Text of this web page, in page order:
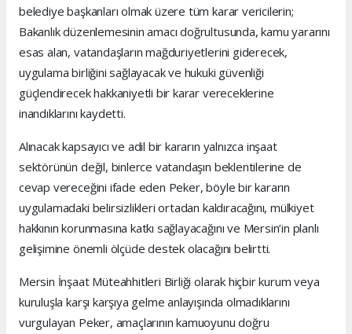
belediye başkanları olmak üzere tüm karar vericilerin;
Bakanlık düzenlemesinin amacı doğrultusunda, kamu yararını
esas alan, vatandaşların mağduriyetlerini giderecek,
uygulama birliğini sağlayacak ve hukuki güvenliği
güçlendirecek hakkaniyetli bir karar vereceklerine
inandıklarını kaydetti.
Alınacak kapsayıcı ve adil bir kararın yalnızca inşaat
sektörünün değil, binlerce vatandaşın beklentilerine de
cevap vereceğini ifade eden Peker, böyle bir kararın
uygulamadaki belirsizlikleri ortadan kaldıracağını, mülkiyet
hakkının korunmasına katkı sağlayacağını ve Mersin’in planlı
gelişimine önemli ölçüde destek olacağını belirtti.
Mersin İnşaat Müteahhitleri Birliği olarak hiçbir kurum veya
kuruluşla karşı karşıya gelme anlayışında olmadıklarını
vurgulayan Peker, amaçlarının kamuoyunu doğru